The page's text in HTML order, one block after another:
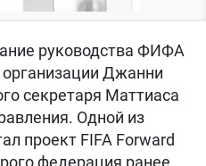
руководства ФИФА
Джанни
секретаря Маттиаса
Одной из
проект FIFA Forward
федерация ранее